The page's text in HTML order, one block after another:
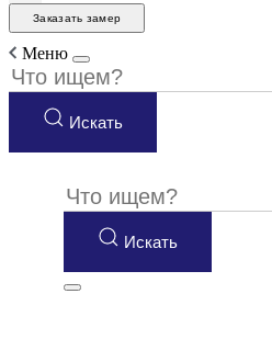
Заказать замер
Меню
Искать
Искать